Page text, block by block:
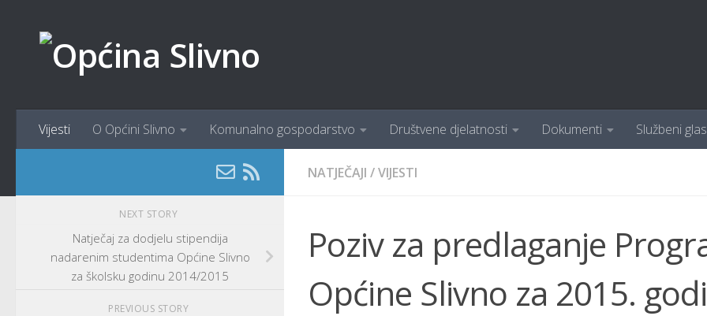
Vijesti O Općini Slivno Komunalno gospodarstvo Društvene djelatnosti Dokumenti Službeni
NATJEČAJI /VIJESTI
Poziv za predlaganje
Općine Slivno za 2015.
NEXT STORY
Natječaj za dodjelu stipendija
nadarenim studentima Općine Slivno
za školsku godinu 2014/2015
PREVIOUS STORY